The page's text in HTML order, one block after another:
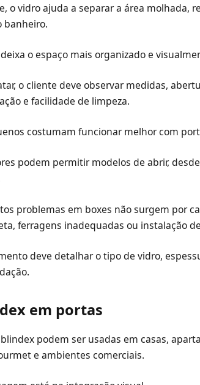
o vidro ajuda a separar a área molhada,
banheiro.
o espaço mais organizado e
o cliente deve observar medidas,
e facilidade de limpeza.
costumam funcionar melhor com
podem permitir modelos de abrir,
problemas em boxes não surgem por
ferragens inadequadas ou instalação
deve detalhar o tipo de vidro,
em portas
podem ser usadas em casas,
e ambientes comerciais.